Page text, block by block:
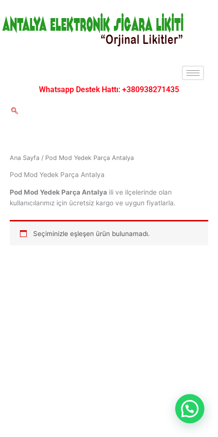
atla
Whatsapp Destek Hattı: +380938271435
Ana Sayfa / Pod Mod Yedek Parça Antalya
Pod Mod Yedek Parça Antalya
Pod Mod Yedek Parça Antalya ili ve ilçelerinde olan
kullanıcılarımız için ücretsiz kargo ve uygun fiyatlarla.
Seçiminizle eşleşen ürün bulunamadı.